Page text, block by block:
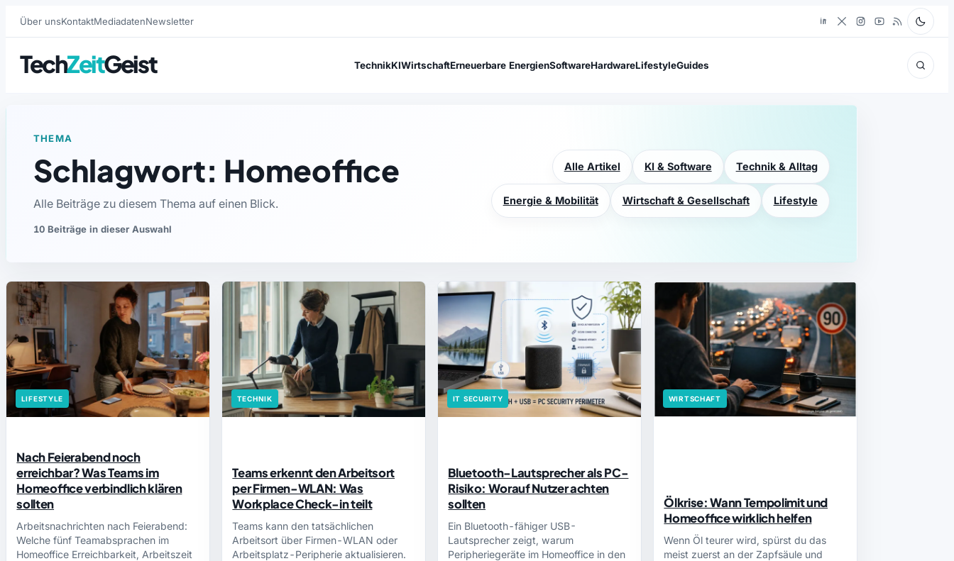
Über unsKontaktMediadatenNewsletter
TechZeitGeist TechnikKIWirtschaftErneuerbare EnergienSoftwareHardwareLifestyleGuides
THEMA
Schlagwort: Homeoffice
Alle Beiträge zu diesem Thema auf einen Blick.
10 Beiträge in dieser Auswahl
Alle Artikel KI & Software Technik & Alltag
Energie & Mobilität Wirtschaft & Gesellschaft Lifestyle
LIFESTYLE
Nach Feierabend noch
erreichbar? Was Teams im
Homeoffice verbindlich klären
sollten
Arbeitsnachrichten nach Feierabend:
Welche fünf Teamabsprachen im
Homeoffice Erreichbarkeit, Arbeitszeit
TECHNIK
Teams erkennt den Arbeitsort
per Firmen-WLAN: Was
Workplace Check-in teilt
Teams kann den tatsächlichen
Arbeitsort über Firmen-WLAN oder
Arbeitsplatz-Peripherie aktualisieren.
IT SECURITY
Bluetooth-Lautsprecher als PC-
Risiko: Worauf Nutzer achten
sollten
Ein Bluetooth-fähiger USB-
Lautsprecher zeigt, warum
Peripheriegeräte im Homeoffice in den
WIRTSCHAFT
Ölkrise: Wann Tempolimit und
Homeoffice wirklich helfen
Wenn Öl teurer wird, spürst du das
meist zuerst an der Zapfsäule und